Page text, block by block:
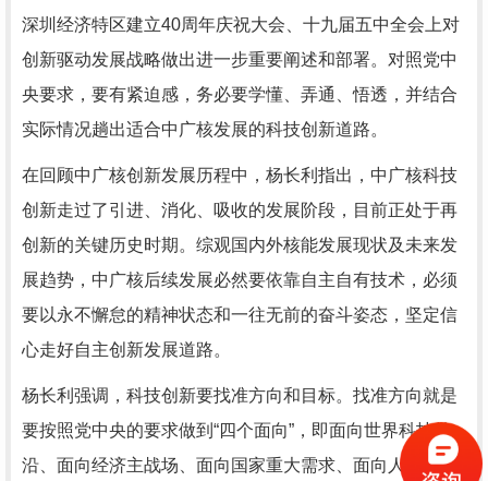
深圳经济特区建立40周年庆祝大会、十九届五中全会上对
创新驱动发展战略做出进一步重要阐述和部署。对照党中
央要求，要有紧迫感，务必要学懂、弄通、悟透，并结合
实际情况趟出适合中广核发展的科技创新道路。
在回顾中广核创新发展历程中，杨长利指出，中广核科技
创新走过了引进、消化、吸收的发展阶段，目前正处于再
创新的关键历史时期。综观国内外核能发展现状及未来发
展趋势，中广核后续发展必然要依靠自主自有技术，必须
要以永不懈怠的精神状态和一往无前的奋斗姿态，坚定信
心走好自主创新发展道路。
杨长利强调，科技创新要找准方向和目标。找准方向就是
要按照党中央的要求做到“四个面向”，即面向世界科技前
沿、面向经济主战场、面向国家重大需求、面向人民生命